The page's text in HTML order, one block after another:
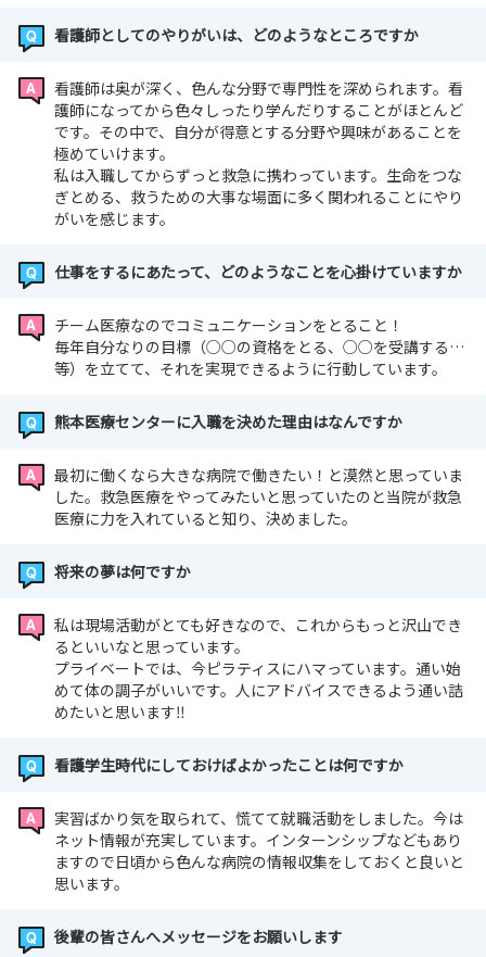
看護師としてのやりがいは、どのようなところですか
看護師は奥が深く、色んな分野で専門性を深められます。看
護師になってから色々しったり学んだりすることがほとんど
です。その中で、自分が得意とする分野や興味があることを
極めていけます。
私は入職してからずっと救急に携わっています。生命をつな
ぎとめる、救うための大事な場面に多く関われることにやり
がいを感じます。
仕事をするにあたって、どのようなことを心掛けていますか
チーム医療なのでコミュニケーションをとること！
毎年自分なりの目標（○○の資格をとる、○○を受講する…
等）を立てて、それを実現できるように行動しています。
熊本医療センターに入職を決めた理由はなんですか
最初に働くなら大きな病院で働きたい！と漠然と思っていま
した。救急医療をやってみたいと思っていたのと当院が救急
医療に力を入れていると知り、決めました。
将来の夢は何ですか
私は現場活動がとても好きなので、これからもっと沢山でき
るといいなと思っています。
プライベートでは、今ピラティスにハマっています。通い始
めて体の調子がいいです。人にアドバイスできるよう通い詰
めたいと思います‼
看護学生時代にしておけばよかったことは何ですか
実習ばかり気を取られて、慌てて就職活動をしました。今は
ネット情報が充実しています。インターンシップなどもあり
ますので日頃から色んな病院の情報収集をしておくと良いと
思います。
後輩の皆さんへメッセージをお願いします